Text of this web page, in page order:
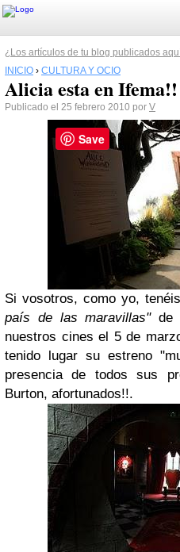
¿Los artículos de tu blog publicados
INICIO › CULTURA Y OCIO
Alicia esta en Ifema!!
Publicado el 25 febrero 2010 por V
Si vosotros, como yo,
país de las maravillas"de
nuestros cines el 5 de
tenido lugar su estreno
presencia de todos sus
Burton, afortunados!!.
Save